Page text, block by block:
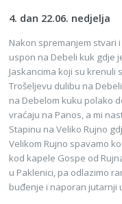
4. dan 22.06. nedjelja
Nakon spremanjem stvari
uspon na Debeli kuk gdje
Jaskancima koji su krenuli
Trošeljevu dulibu na
na Debelom kuku polako
vraćaju na Panos, a mi
Stapinu na Veliko Rujno
Velikom Rujno spavamo
kod kapele Gospe od
u Paklenici, pa odlazimo
buđenje i naporan jutarnji